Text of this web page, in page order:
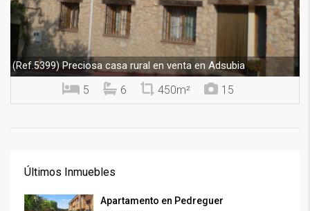
(Ref.5399)Preciosa casa rural en venta en Adsubia
5 6 450m² 15
Últimos Inmuebles
Apartamento en Pedreguer